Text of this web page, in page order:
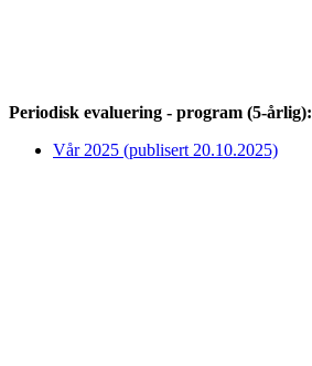
Periodisk evaluering - program (5-årlig):
Vår 2025 (publisert 20.10.2025)